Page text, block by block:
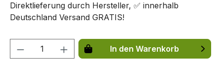
Direktlieferung durch Hersteller, ✅ innerhalb
Deutschland Versand GRATIS!
Produkt Anzahl: Gib denIn den Warenkorb